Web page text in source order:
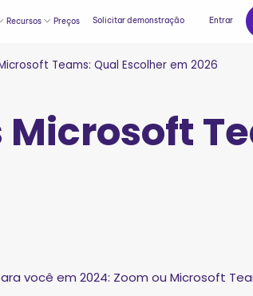
Recursos Preços Solicitar demonstração Entrar
Teams: Qual Escolher em 2026
Microsoft
você em 2024: Zoom ou Microsoft